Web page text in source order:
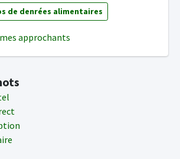
de denrées alimentaires
approchants